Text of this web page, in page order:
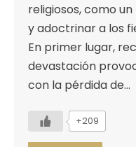
religiosos, como
y adoctrinar a los
En primer lugar,
devastación
con la pérdida de…
+209